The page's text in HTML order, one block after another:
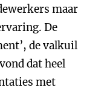
maar
De
de valkuil
dat heel
met